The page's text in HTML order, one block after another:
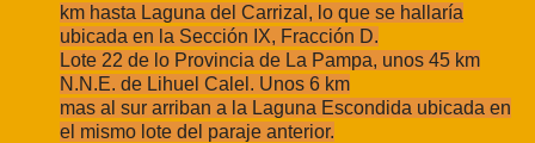
km hasta Laguna del Carrizal, lo que se hallaría
ubicada en la Sección IX, Fracción D.
Lote 22 de lo Provincia de La Pampa, unos 45 km
N.N.E. de Lihuel Calel. Unos 6 km
mas al sur arriban a la Laguna Escondida ubicada en
el mismo lote del paraje anterior.